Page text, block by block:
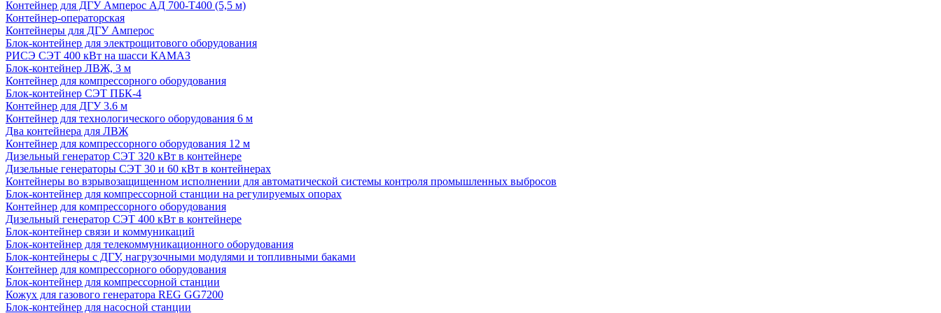
Контейнер для ДГУ Амперос АД 700-Т400 (5,5 м)
Контейнер-операторская
Контейнеры для ДГУ Амперос
Блок-контейнер для электрощитового оборудования
РИСЭ СЭТ 400 кВт на шасси КАМАЗ
Блок-контейнер ЛВЖ, 3 м
Контейнер для компрессорного оборудования
Блок-контейнер СЭТ ПБК-4
Контейнер для ДГУ 3.6 м
Контейнер для технологического оборудования 6 м
Два контейнера для ЛВЖ
Контейнер для компрессорного оборудования 12 м
Дизельный генератор СЭТ 320 кВт в контейнере
Дизельные генераторы СЭТ 30 и 60 кВт в контейнерах
Контейнеры во взрывозащищенном исполнении для автоматической системы контроля промышленных выбросов
Блок-контейнер для компрессорной станции на регулируемых опорах
Контейнер для компрессорного оборудования
Дизельный генератор СЭТ 400 кВт в контейнере
Блок-контейнер связи и коммуникаций
Блок-контейнер для телекоммуникационного оборудования
Блок-контейнеры с ДГУ, нагрузочными модулями и топливными баками
Контейнер для компрессорного оборудования
Блок-контейнер для компрессорной станции
Кожух для газового генератора REG GG7200
Блок-контейнер для насосной станции